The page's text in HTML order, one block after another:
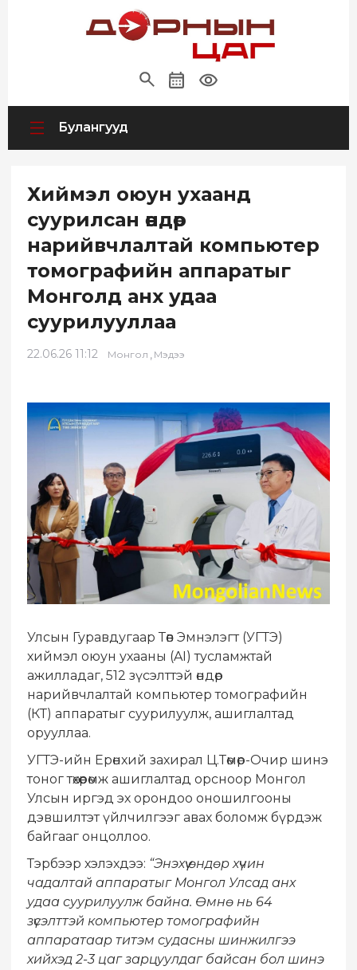
Булангууд
Хиймэл оюун ухаанд
суурилсан өндөр
нарийвчлалтай компьютер
томографийн аппаратыг
Монголд анх удаа
суурилууллаа
22.06.26 11:12 Монгол , Мэдээ
Улсын Гуравдугаар Төв Эмнэлэгт (УГТЭ)
хиймэл оюун ухааны (AI) тусламжтай
ажилладаг, 512 зүсэлттэй өндөр
нарийвчлалтай компьютер томографийн
(КТ) аппаратыг суурилуулж, ашиглалтад
орууллаа.
УГТЭ-ийн Ерөнхий захирал Ц.Төмөр-Очир шинэ
тоног төхөөрөмж ашиглалтад орсноор Монгол
Улсын иргэд эх орондоо оношилгооны
дэвшилтэт үйлчилгээг авах боломж бүрдэж
байгааг онцоллоо.
Тэрбээр хэлэхдээ: “Энэхүү өндөр хүчин
чадалтай аппаратыг Монгол Улсад анх
удаа суурилуулж байна. Өмнө нь 64
зүсэлттэй компьютер томографийн
аппаратаар титэм судасны шинжилгээ
хийхэд 2-3 цаг зарцуулдаг байсан бол шинэ